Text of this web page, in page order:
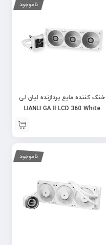
ناموجود
خنک کننده مایع پردازنده لیان لی
LIANLI GA II LCD 360 White
ناموجود